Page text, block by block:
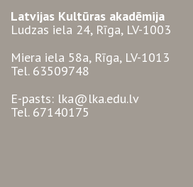
Latvijas Kultūras akadēmija
Ludzas iela 24, Rīga, LV-1003
Miera iela 58a, Rīga, LV-1013
Tel. 63509748
E-pasts: lka@lka.edu.lv
Tel. 67140175